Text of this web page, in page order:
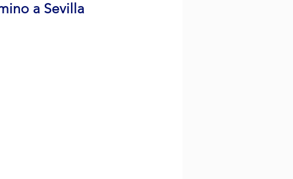
a Sevilla